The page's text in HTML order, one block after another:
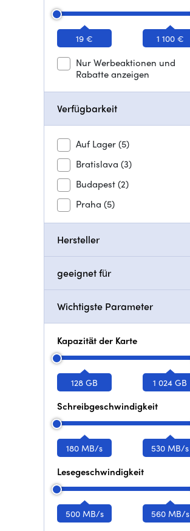
19 € 1 100 €
Nur Werbeaktionen und
Rabatte anzeigen
Verfügbarkeit
Auf Lager(5)
Bratislava (3)
Budapest(2)
Praha (5)
Hersteller
geeignet für
Wichtigste Parameter
Kapazität der Karte
128 GB 1 024 GB
Schreibgeschwindigkeit
180 MB/s 530 MB/s
Lesegeschwindigkeit
500 MB/s 560 MB/s